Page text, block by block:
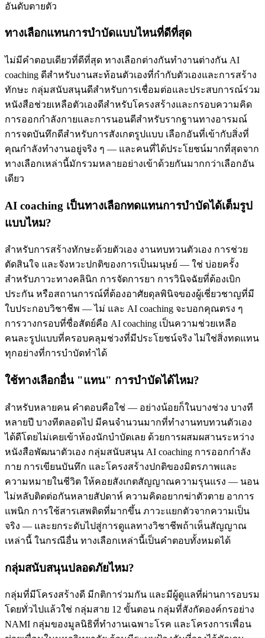
อันดับตายตัว
ทางเลือกแทนการบำบัดแบบไหนที่ดีที่สุด
ไม่มีคำตอบเดียวที่ดีที่สุด ทางเลือกต่างกันทำงานต่างกัน AI
coaching ดีสำหรับงานสะท้อนตัวเองที่กำกับตัวเองและการสร้าง
ทักษะ กลุ่มสนับสนุนดีสำหรับการเชื่อมต่อและประสบการณ์ร่วม
หนังสือช่วยเหลือตัวเองดีสำหรับโครงสร้างและกรอบความคิด
การออกกำลังกายและการนอนดีสำหรับรากฐานทางอารมณ์
การจดบันทึกดีสำหรับการสังเกตรูปแบบ เลือกอันที่เข้ากับสิ่งที่
คุณกำลังทำงานอยู่จริง ๆ — และคนที่ได้ประโยชน์มากที่สุดจาก
ทางเลือกเหล่านี้มักรวมหลายอย่างเข้าด้วยกันมากกว่าเลือกอัน
เดียว
AI coaching เป็นทางเลือกทดแทนการบำบัดได้เต็มรูป
แบบไหม?
สำหรับการสร้างทักษะด้วยตัวเอง งานทบทวนตัวเอง การช่วย
ตัดสินใจ และจังหวะปกติของการเป็นมนุษย์ — ใช่ บ่อยครั้ง
สำหรับภาวะทางคลินิก การจัดการยา การวินิจฉัยที่ต้องเบิก
ประกัน หรือสถานการณ์ที่ต้องอาศัยดุลพินิจของผู้เชี่ยวชาญที่มี
ใบประกอบวิชาชีพ — ไม่ และ AI coaching จะบอกคุณตรง ๆ
การวางกรอบที่ซื่อสัตย์คือ AI coaching เป็นความช่วยเหลือ
คนละรูปแบบที่ครอบคลุมช่วงที่มีประโยชน์จริง ไม่ใช่สิ่งทดแทน
ทุกอย่างที่การบำบัดทำได้
ใช้ทางเลือกอื่น "แทน" การบำบัดได้ไหม?
สำหรับหลายคน คำตอบคือใช่ — อย่างน้อยก็ในบางช่วง บางที
หลายปี บางทีตลอดไป มีคนจำนวนมากที่ทำงานทบทวนตัวเอง
ได้ดีโดยไม่เคยเข้าห้องนักบำบัดเลย ด้วยการผสมผสานระหว่าง
หนังสือพัฒนาตัวเอง กลุ่มสนับสนุน AI coaching การออกกำลัง
กาย การเขียนบันทึก และโครงสร้างปกติของมิตรภาพและ
ความหมายในชีวิต ให้คอยสังเกตสัญญาณความรุนแรง — นอน
ไม่หลับติดต่อกันหลายสัปดาห์ ความคิดอยากฆ่าตัวตาย อาการ
แพนิก การใช้สารเสพติดที่มากขึ้น ภาวะแยกตัวจากความเป็น
จริง — และยกระดับไปสู่การดูแลทางวิชาชีพถ้าเห็นสัญญาณ
เหล่านี้ ในกรณีอื่น ทางเลือกเหล่านี้เป็นคำตอบทั้งหมดได้
กลุ่มสนับสนุนปลอดภัยไหม?
กลุ่มที่มีโครงสร้างดี มีกติการ่วมกัน และมีผู้ดูแลที่ผ่านการอบรม
โดยทั่วไปแล้วใช่ กลุ่มสาย 12 ขั้นตอน กลุ่มที่สังกัดองค์กรอย่าง
NAMI กลุ่มของมูลนิธิที่ทำงานเฉพาะโรค และโครงการเพื่อน